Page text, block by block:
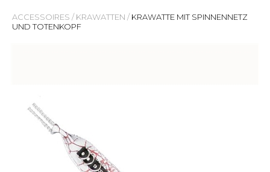
ACCESSOIRES / KRAWATTEN / KRAWATTE MIT SPINNENNETZ
UND TOTENKOPF